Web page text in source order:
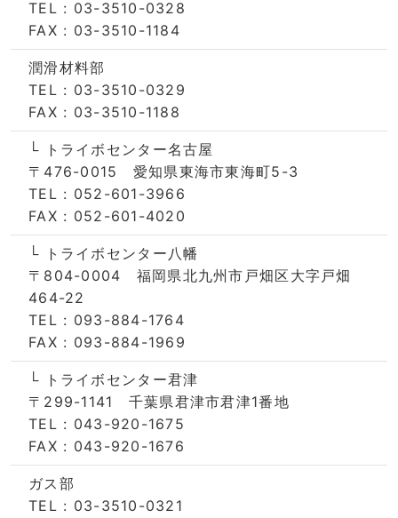
TEL : 03-3510-0328
FAX : 03-3510-1184
潤滑材料部
TEL : 03-3510-0329
FAX : 03-3510-1188
└ トライボセンター名古屋
〒476-0015 愛知県東海市東海町5-3
TEL : 052-601-3966
FAX : 052-601-4020
└ トライボセンター八幡
〒804-0004 福岡県北九州市戸畑区大字戸畑
464-22
TEL : 093-884-1764
FAX : 093-884-1969
└ トライボセンター君津
〒299-1141 千葉県君津市君津1番地
TEL : 043-920-1675
FAX : 043-920-1676
ガス部
TEL : 03-3510-0321